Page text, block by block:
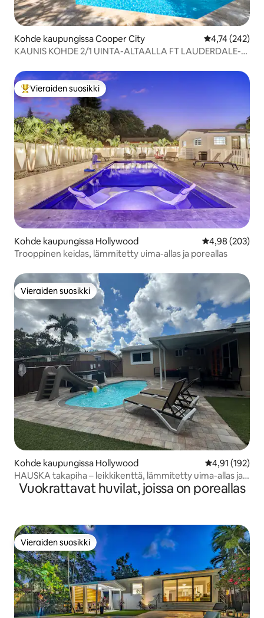
Kohde kaupungissa Cooper City
4,74 (242)
KAUNIS KOHDE 2/1 UINTA-ALTAALLA FT LAUDERDALE-
Vieraiden suosikkien parhaimmistoa
Vieraiden suosikki
Kohde kaupungissa Hollywood
4,98 (203)
Trooppinen keidas, lämmitetty uima-allas ja poreallas
Vieraiden suosikki
Vieraiden suosikki
Kohde kaupungissa Hollywood
4,91 (192)
HAUSKA takapiha – leikkikenttä, lämmitetty uima-allas ja
poreallas!
Vuokrattavat huvilat, joissa on poreallas
Vieraiden suosikki
Vieraiden suosikki